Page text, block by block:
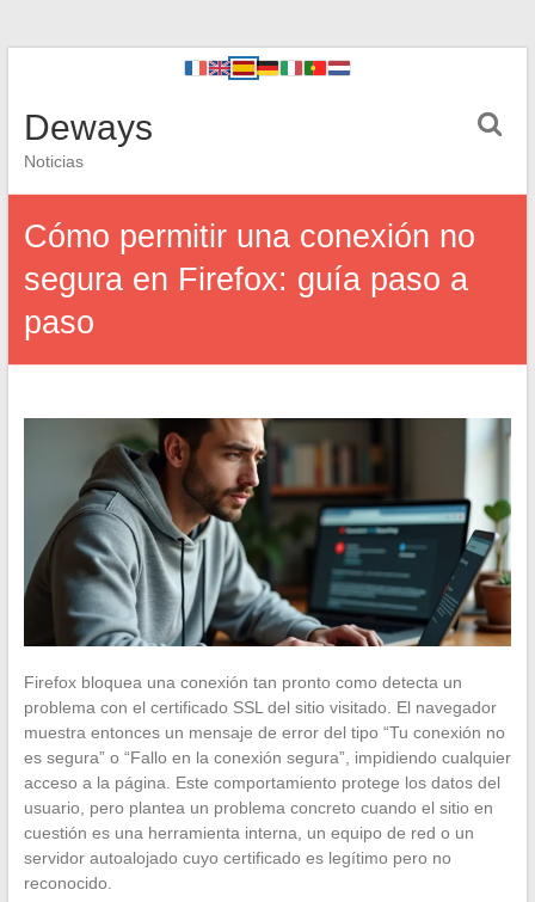
Deways
Noticias
Cómo permitir una conexión no
segura en Firefox: guía paso a
paso
Firefox bloquea una conexión tan pronto como detecta un
problema con el certificado SSL del sitio visitado. El navegador
muestra entonces un mensaje de error del tipo “Tu conexión no
es segura” o “Fallo en la conexión segura”, impidiendo cualquier
acceso a la página. Este comportamiento protege los datos del
usuario, pero plantea un problema concreto cuando el sitio en
cuestión es una herramienta interna, un equipo de red o un
servidor autoalojado cuyo certificado es legítimo pero no
reconocido.